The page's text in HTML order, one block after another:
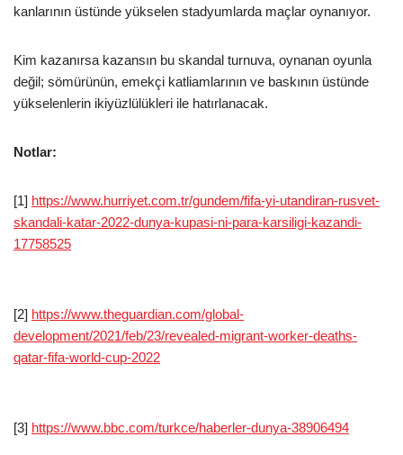
kanlarının üstünde yükselen stadyumlarda maçlar oynanıyor.
Kim kazanırsa kazansın bu skandal turnuva, oynanan oyunla
değil; sömürünün, emekçi katliamlarının ve baskının üstünde
yükselenlerin ikiyüzlülükleri ile hatırlanacak.
Notlar:
[1] https://www.hurriyet.com.tr/gundem/fifa-yi-utandiran-rusvet-
skandali-katar-2022-dunya-kupasi-ni-para-karsiligi-kazandi-
17758525
[2] https://www.theguardian.com/global-
development/2021/feb/23/revealed-migrant-worker-deaths-
qatar-fifa-world-cup-2022
[3] https://www.bbc.com/turkce/haberler-dunya-38906494